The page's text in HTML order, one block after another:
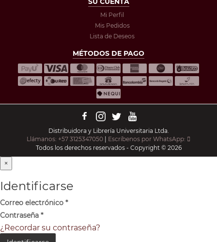
Mi Perfil
Mis Pedidos
Lista de Deseos
MÉTODOS DE PAGO
Distribuidora y Librería Universitaria Ltda.
Llámanos: +57 3125347050
Escríbenos por WhatsApp:
Todos los derechos reservados - Copyright © 2026
×
Identificarse
Correo electrónico *
Contraseña *
¿Recordar su contraseña?